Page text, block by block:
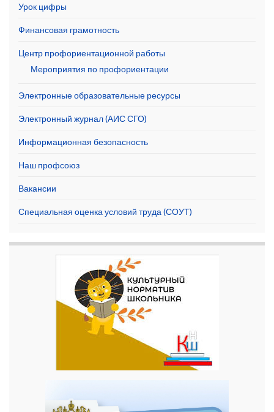
Урок цифры
Финансовая грамотность
Центр профориентационной работы
Мероприятия по профориентации
Электронные образовательные ресурсы
Электронный журнал (АИС СГО)
Информационная безопасность
Наш профсоюз
Вакансии
Специальная оценка условий труда (СОУТ)